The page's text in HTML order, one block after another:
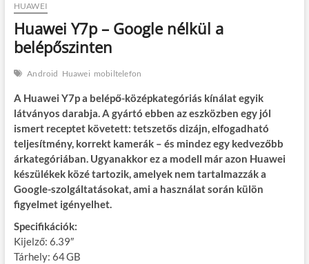
HUAWEI
Huawei Y7p – Google nélkül a
belépőszinten
Android Huawei mobiltelefon
A Huawei Y7p a belépő-középkategóriás kínálat egyik
látványos darabja. A gyártó ebben az eszközben egy jól
ismert receptet követett: tetszetős dizájn, elfogadható
teljesítmény, korrekt kamerák – és mindez egy kedvezőbb
árkategóriában. Ugyanakkor ez a modell már azon Huawei
készülékek közé tartozik, amelyek nem tartalmazzák a
Google-szolgáltatásokat, ami a használat során külön
figyelmet igényelhet.
Specifikációk:
Kijelző: 6.39″
Tárhely: 64 GB